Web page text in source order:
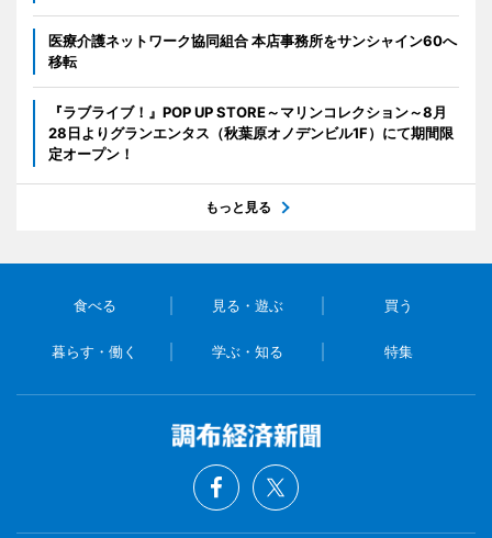
医療介護ネットワーク協同組合 本店事務所をサンシャイン60へ
移転
『ラブライブ！』POP UP STORE～マリンコレクション～8月
28日よりグランエンタス（秋葉原オノデンビル1F）にて期間限
定オープン！
もっと見る
食べる 見る・遊ぶ 買う
暮らす・働く 学ぶ・知る 特集